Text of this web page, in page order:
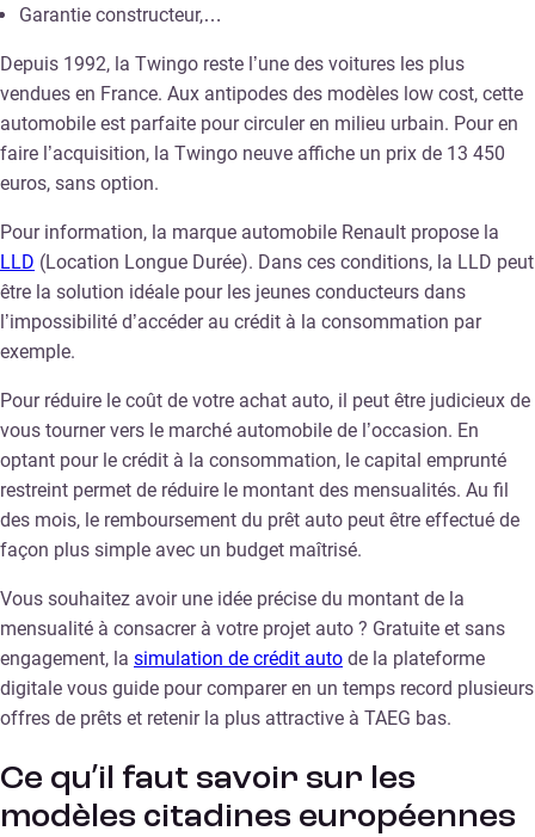
Garantie constructeur,…
Depuis 1992, la Twingo reste l’une des voitures les plus
vendues en France. Aux antipodes des modèles low cost, cette
automobile est parfaite pour circuler en milieu urbain. Pour en
faire l’acquisition, la Twingo neuve affiche un prix de 13 450
euros, sans option.
Pour information, la marque automobile Renault propose la
LLD (Location Longue Durée). Dans ces conditions, la LLD peut
être la solution idéale pour les jeunes conducteurs dans
l’impossibilité d’accéder au crédit à la consommation par
exemple.
Pour réduire le coût de votre achat auto, il peut être judicieux de
vous tourner vers le marché automobile de l’occasion. En
optant pour le crédit à la consommation, le capital emprunté
restreint permet de réduire le montant des mensualités. Au fil
des mois, le remboursement du prêt auto peut être effectué de
façon plus simple avec un budget maîtrisé.
Vous souhaitez avoir une idée précise du montant de la
mensualité à consacrer à votre projet auto ? Gratuite et sans
engagement, la simulation de crédit auto de la plateforme
digitale vous guide pour comparer en un temps record plusieurs
offres de prêts et retenir la plus attractive à TAEG bas.
Ce qu’il faut savoir sur les
modèles citadines européennes